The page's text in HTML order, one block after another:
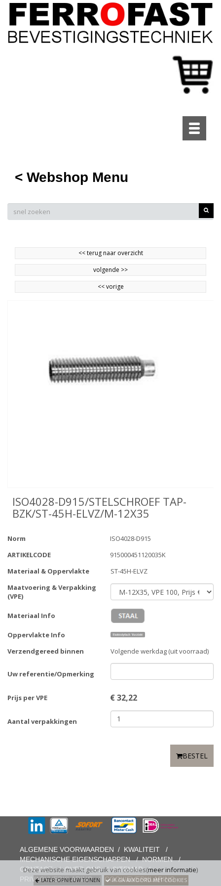
Toggle
< Webshop Menu
<<terug naar overzicht
volgende >>
<<vorige
ISO4028-D915/STELSCHROEF TAP-
BZK/ST-45H-ELVZ/M-12X35
Norm
ISO4028-D915
ARTIKELCODE
915000451120035K
Materiaal & Oppervlakte
ST-45H-ELVZ
Maatvoering & Verpakking
(VPE)
Materiaal Info
Oppervlakte Info
Verzendgereed binnen
Volgende werkdag (uit voorraad)
Uw referentie/Opmerking
Prijs per VPE €32,22
Aantal verpakkingen
BESTEL
Deze website maakt gebruik van cookies(meer informatie)
LATER OPNIEUW TONEN IK GA AKKOORD MET COOKIES
ALGEMENE VOORWAARDEN / KWALITEIT
/
MECHANISCHE EIGENSCHAPPEN/NORMEN/
CONTACT/OVER ONS/SITEMAP/
PRIVACYVERKLARING/ COOKIEVERKLARING